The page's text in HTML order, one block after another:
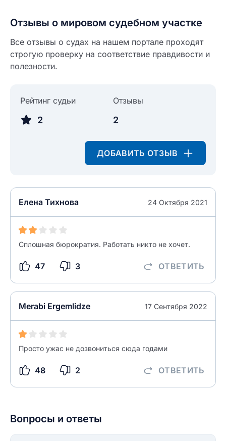
Отзывы о мировом судебном участке
Все отзывы о судах на нашем портале проходят
строгую проверку на соответствие правдивости и
полезности.
Рейтинг судьи
2
Отзывы
2
ДОБАВИТЬ ОТЗЫВ
Елена Тихнова 24 Октября 2021
Сплошная бюрократия. Работать никто не хочет.
47 3 ОТВЕТИТЬ
Merabi Ergemlidze 17 Сентября 2022
Просто ужас не дозвониться сюда годами
48 2 ОТВЕТИТЬ
Введите свое имя
Введите свой e-mail
Как вы оцените судебный участок?
разрешить публикацию отзыва
ОСТАВИТЬ ОТЗЫВ
Введите свой номер телефона
разрешить публикацию отзыва
Вопросы и ответы
Название населенного пункта
ЗАКРЫТЬ